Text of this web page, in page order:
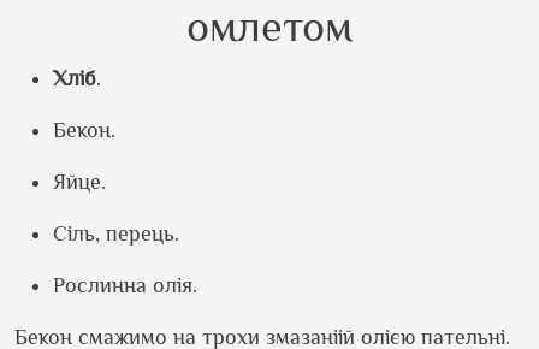
омлетом
Хліб.
Бекон.
Яйце.
Сіль, перець.
Рослинна олія.
Бекон смажимо на трохи змазаніій олією пательні.